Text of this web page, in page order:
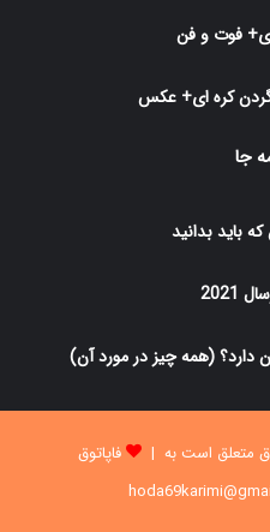
فوت و فن
جا
باید بدانید
دارد؟ (همه چیز در مورد آن)
فاپاتوق